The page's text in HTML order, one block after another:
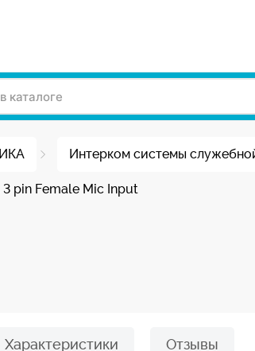
Интерком системы
pin Female Mic Input
Характеристики Отзывы